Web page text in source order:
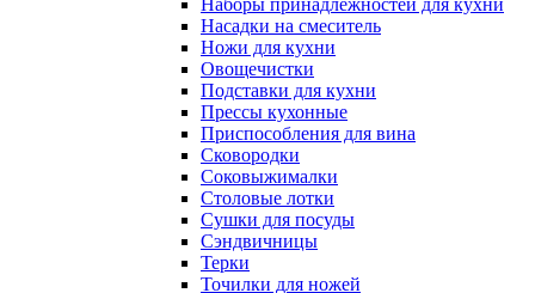
Наборы принадлежностей для кухни
Насадки на смеситель
Ножи для кухни
Овощечистки
Подставки для кухни
Прессы кухонные
Приспособления для вина
Сковородки
Соковыжималки
Столовые лотки
Сушки для посуды
Сэндвичницы
Терки
Точилки для ножей